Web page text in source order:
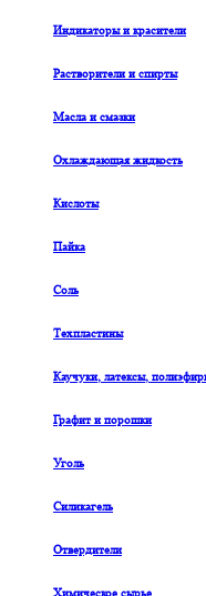
Индикаторы и красители
Растворители и спирты
Масла и смазки
Охлаждающая жидкость
Кислоты
Пайка
Соль
Техпластины
Каучуки, латексы,
Графит и порошки
Уголь
Силикагель
Отвердители
Химическое сырье